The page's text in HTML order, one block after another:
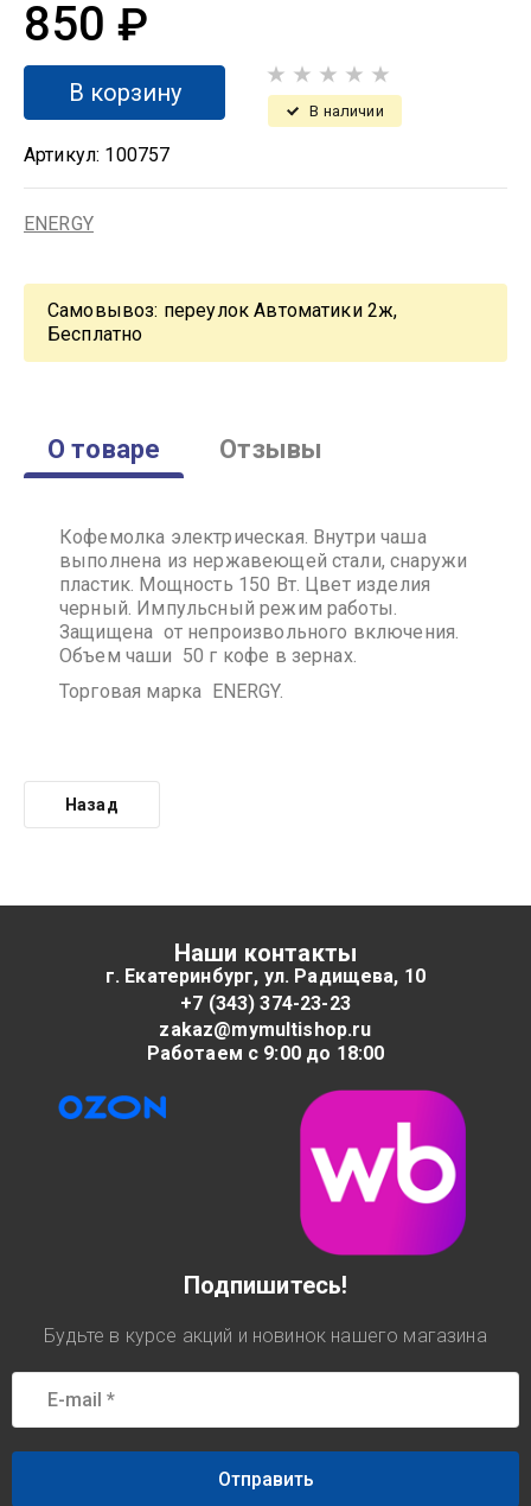
850 ₽
В корзину
В наличии
Артикул: 100757
ENERGY
Самовывоз: переулок Автоматики 2ж,
Бесплатно
О товаре Отзывы
Кофемолка электрическая. Внутри чаша
выполнена из нержавеющей стали, снаружи
пластик. Мощность 150 Вт. Цвет изделия
черный. Импульсный режим работы.
Защищена от непроизвольного включения.
Объем чаши 50 г кофе в зернах.
Торговая марка ENERGY.
Назад
Наши контакты
г. Екатеринбург, ул. Радищева, 10
+7 (343) 374-23-23
zakaz@mymultishop.ru
Работаем с 9:00 до 18:00
Подпишитесь!
Будьте в курсе акций и новинок нашего магазина
Отправить